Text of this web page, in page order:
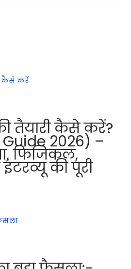
तैयारी कैसे करें?
2026) –
फिजिकल,
की पूरी